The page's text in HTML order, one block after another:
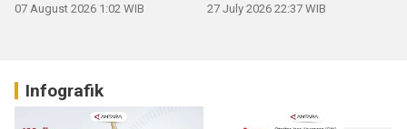
07 August 2026 1:02 WIB 27 July 2026 22:37 WIB
Infografik